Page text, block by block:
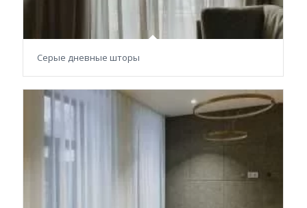
Серые дневные шторы